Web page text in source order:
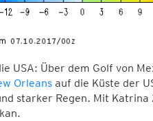
USA: Über dem Golf von
Orleansauf die Küste der
starker Regen. Mit